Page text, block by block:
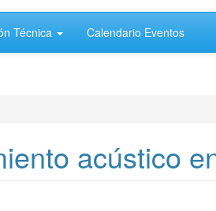
Técnica Calendario Eventos
acústico